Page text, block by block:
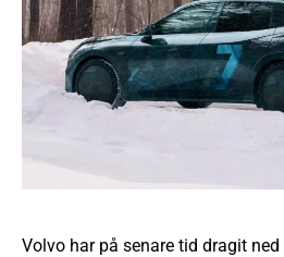
Volvo har på senare tid dragit